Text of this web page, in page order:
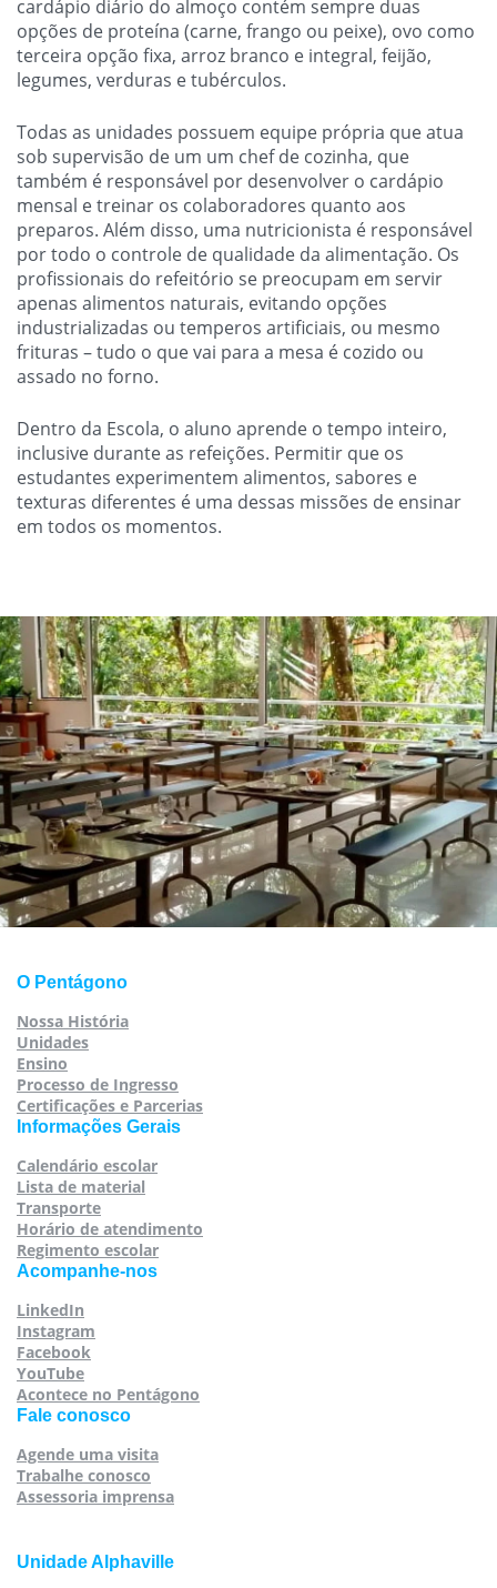
cardápio diário do almoço contém sempre duas
opções de proteína (carne, frango ou peixe), ovo como
terceira opção fixa, arroz branco e integral, feijão,
legumes, verduras e tubérculos.
Todas as unidades possuem equipe própria que atua
sob supervisão de um um chef de cozinha, que
também é responsável por desenvolver o cardápio
mensal e treinar os colaboradores quanto aos
preparos. Além disso, uma nutricionista é responsável
por todo o controle de qualidade da alimentação. Os
profissionais do refeitório se preocupam em servir
apenas alimentos naturais, evitando opções
industrializadas ou temperos artificiais, ou mesmo
frituras – tudo o que vai para a mesa é cozido ou
assado no forno.
Dentro da Escola, o aluno aprende o tempo inteiro,
inclusive durante as refeições. Permitir que os
estudantes experimentem alimentos, sabores e
texturas diferentes é uma dessas missões de ensinar
em todos os momentos.
O Pentágono
Nossa História
Unidades
Ensino
Processo de Ingresso
Certificações e Parcerias
Informações Gerais
Calendário escolar
Lista de material
Transporte
Horário de atendimento
Regimento escolar
Acompanhe-nos
LinkedIn
Instagram
Facebook
YouTube
Acontece no Pentágono
Fale conosco
Agende uma visita
Trabalhe conosco
Assessoria imprensa
Unidade Alphaville